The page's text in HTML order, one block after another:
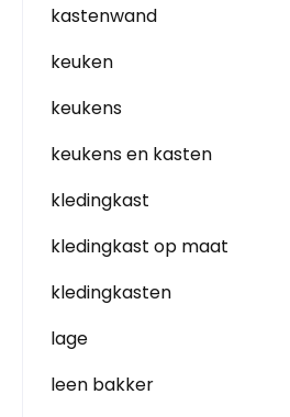
kastenwand
keuken
keukens
keukens en kasten
kledingkast
kledingkast op maat
kledingkasten
lage
leen bakker